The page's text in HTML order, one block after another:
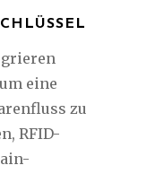
eine
zu
RFID-